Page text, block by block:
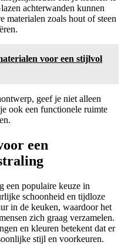
achterwanden kunnen
materialen zoals hout of steen
voor een stijlvol
geef je niet alleen
ook een functionele ruimte
een
een populaire keuze in
schoonheid en tijdloze
in de keuken, waardoor het
zich graag verzamelen.
en kleuren betekent dat er
stijl en voorkeuren.